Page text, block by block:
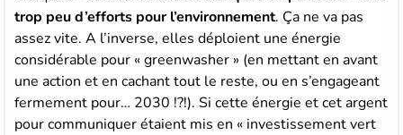
trop peu d’efforts pour l’environnement. Ça ne va pas
assez vite. A l’inverse, elles déploient une énergie
considérable pour « greenwasher » (en mettant en avant
une action et en cachant tout le reste, ou en s’engageant
fermement pour… 2030 !?!). Si cette énergie et cet argent
pour communiquer étaient mis en « investissement vert